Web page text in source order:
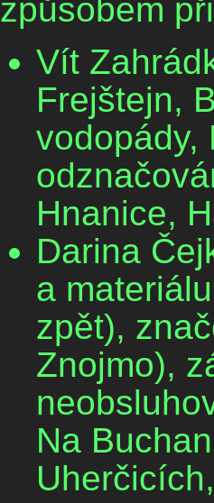
způsobem
Vít
Frejštejn,
vodopády,
Hnanice,
Darina
a
zpět),
Znojmo),
Na